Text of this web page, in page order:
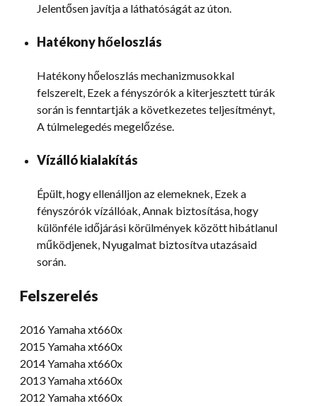
Jelentősen javítja a láthatóságát az úton.
Hatékony hőeloszlás
Hatékony hőeloszlás mechanizmusokkal
felszerelt, Ezek a fényszórók a kiterjesztett túrák
során is fenntartják a következetes teljesítményt,
A túlmelegedés megelőzése.
Vízálló kialakítás
Épült, hogy ellenálljon az elemeknek, Ezek a
fényszórók vízállóak, Annak biztosítása, hogy
különféle időjárási körülmények között hibátlanul
működjenek, Nyugalmat biztosítva utazásaid
során.
Felszerelés
2016 Yamaha xt660x
2015 Yamaha xt660x
2014 Yamaha xt660x
2013 Yamaha xt660x
2012 Yamaha xt660x